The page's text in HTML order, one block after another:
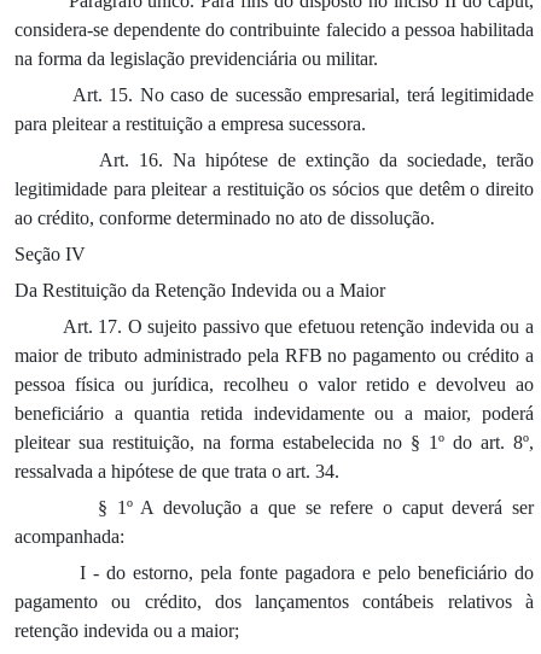
considera-se dependente do contribuinte falecido a pessoa habilitada
na forma da legislação previdenciária ou militar.
Art. 15. No caso de sucessão empresarial, terá legitimidade
para pleitear a restituição a empresa sucessora.
Art. 16. Na hipótese de extinção da sociedade, terão
legitimidade para pleitear a restituição os sócios que detêm o direito
ao crédito, conforme determinado no ato de dissolução.
Seção IV
Da Restituição da Retenção Indevida ou a Maior
Art. 17. O sujeito passivo que efetuou retenção indevida ou a
maior de tributo administrado pela RFB no pagamento ou crédito a
pessoa física ou jurídica, recolheu o valor retido e devolveu ao
beneficiário a quantia retida indevidamente ou a maior, poderá
pleitear sua restituição, na forma estabelecida no § 1º do art. 8º,
ressalvada a hipótese de que trata o art. 34.
§ 1º A devolução a que se refere o caput deverá ser
acompanhada:
I - do estorno, pela fonte pagadora e pelo beneficiário do
pagamento ou crédito, dos lançamentos contábeis relativos à
retenção indevida ou a maior;